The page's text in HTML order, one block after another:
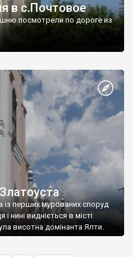
в с.Почтовое
посмотрели по дороге из
із перших мурованих споруд
нині видніється в місті
висотна домінанта Ялти.